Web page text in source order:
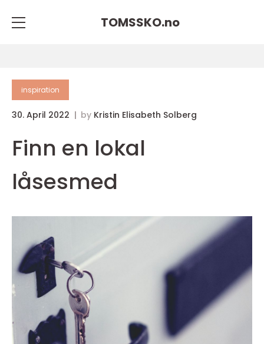
TOMSSKO.no
inspiration
30. April 2022 by Kristin Elisabeth Solberg
Finn en lokal
låsesmed